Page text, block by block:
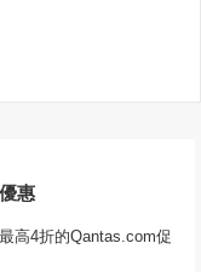
惠
高4折的Qantas.com促